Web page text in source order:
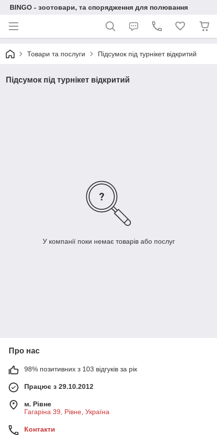
BINGO - зоотовари, та спорядження для полювання
Товари та послуги Підсумок під турнікет відкритий
Підсумок під турнікет відкритий
У компанії поки немає товарів або послуг
Про нас
98% позитивних з 103 відгуків за рік
Працює з 29.10.2012
м. Рівне
Гагаріна 39, Рівне, Україна
Контакти